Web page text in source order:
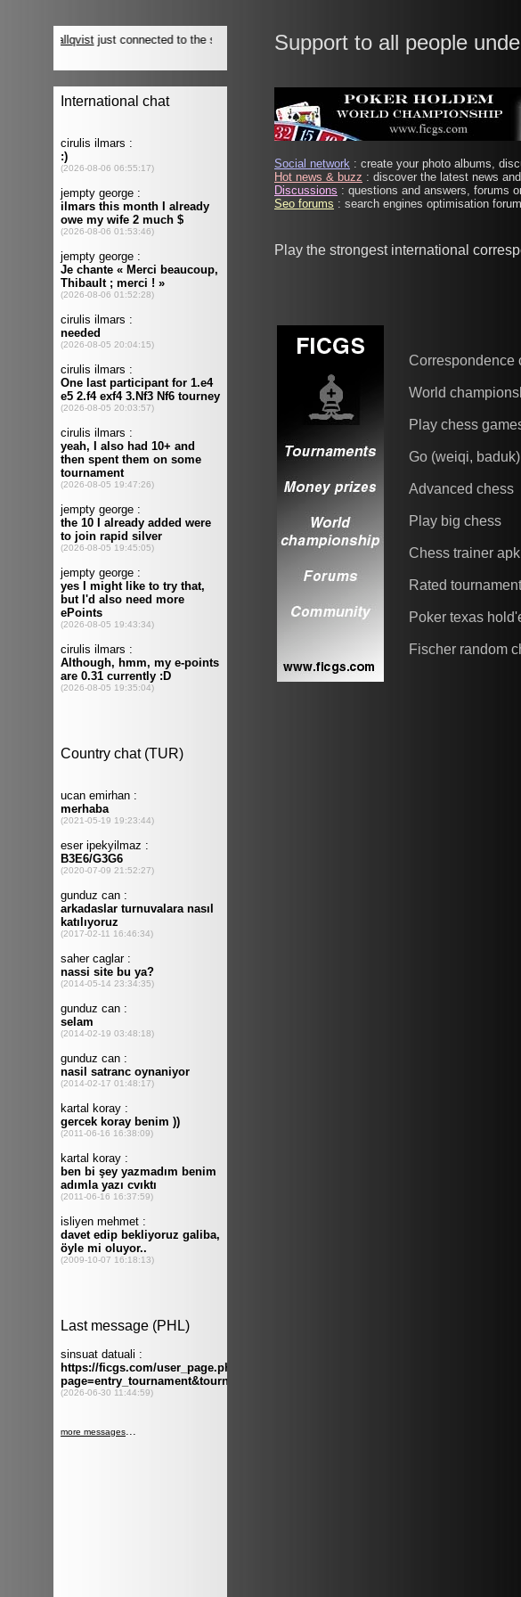
Support to all people
Social network : create your photo albums,
Hot news & buzz : discover the latest news
Discussions : questions and answers, forums
Seo forums : search engines optimisation
Play the strongest international
Correspondence
World
Play chess
Go (weiqi, baduk)
Advanced chess
Play big chess
Chess trainer apk
Rated
Poker texas
Fischer random